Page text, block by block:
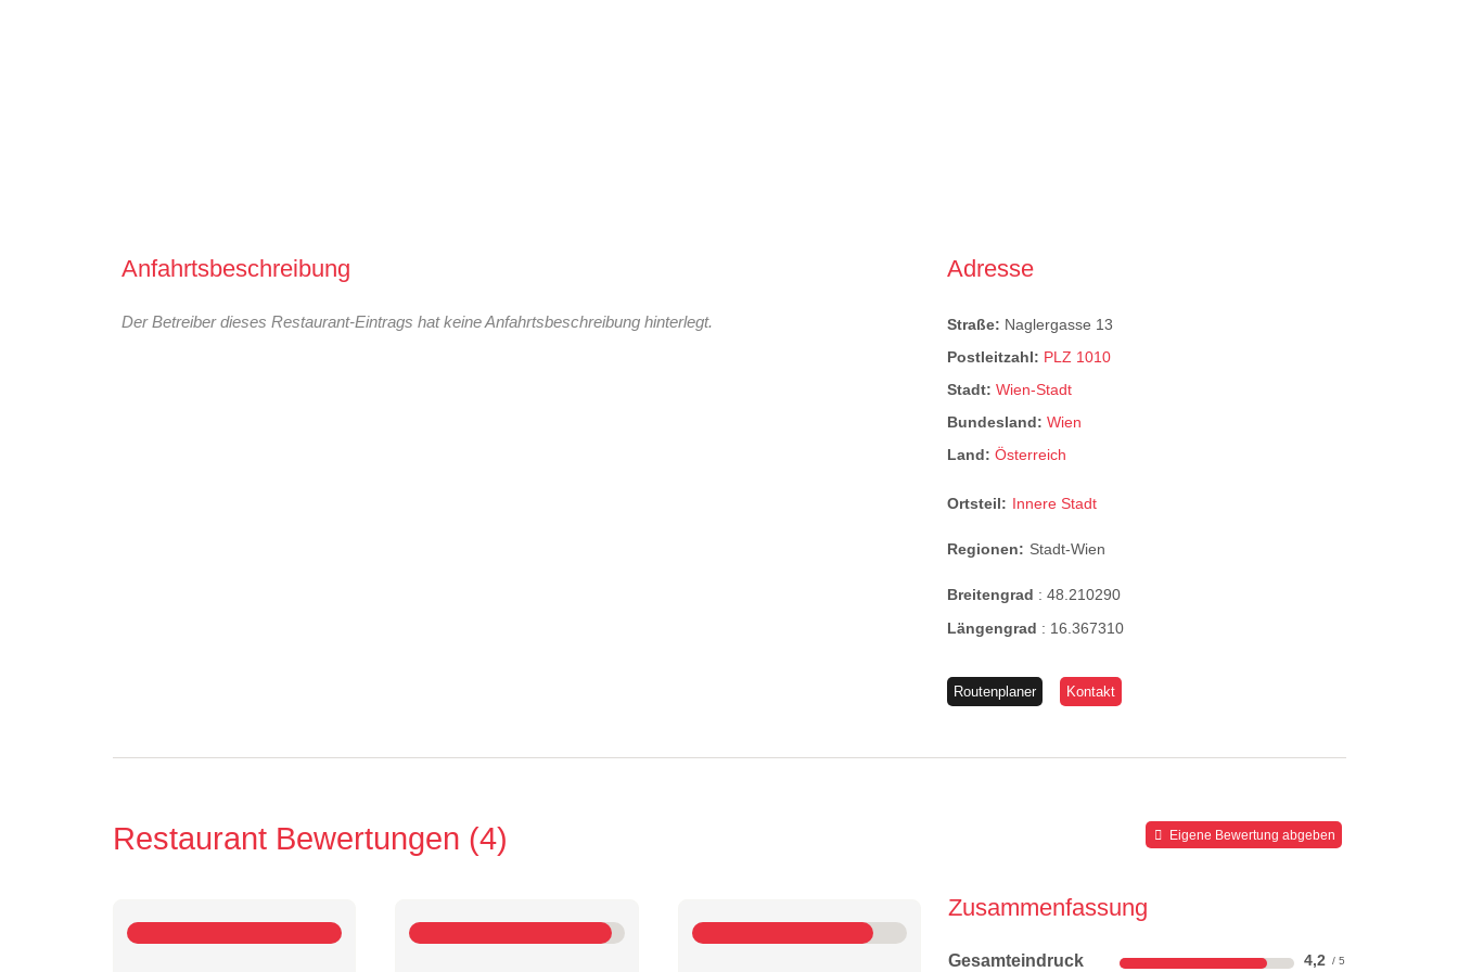
Anfahrtsbeschreibung
Der Betreiber dieses Restaurant-Eintrags hat keine Anfahrtsbeschreibung hinterlegt.
Adresse
Straße: Naglergasse 13
Postleitzahl: PLZ 1010
Stadt:Wien-Stadt
Bundesland:Wien
Land:Österreich
Ortsteil: Innere Stadt
Regionen: Stadt-Wien
Breitengrad :48.210290
Längengrad : 16.367310
Routenplaner Kontakt
Restaurant Bewertungen 4 Eigene Bewertung abgeben
Zusammenfassung
Gesamteindruck 4,2